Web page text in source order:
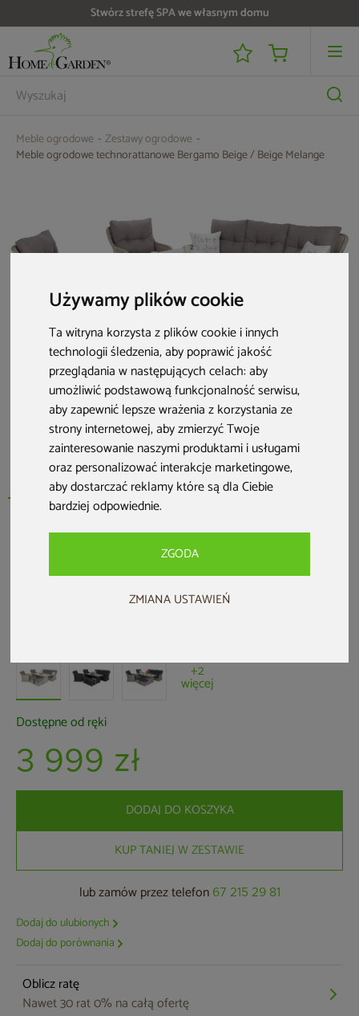
Używamy plików cookie
Ta witryna korzysta z plików cookie i innych
technologii śledzenia, aby poprawić jakość
przeglądania w następujących celach:aby
umożliwić podstawową funkcjonalność serwisu,
aby zapewnić lepsze wrażenia z korzystania ze
strony internetowej,aby zmierzyć Twoje
zainteresowanie naszymi produktami i usługami
oraz personalizować interakcje marketingowe,
aby dostarczać reklamy które są dla Ciebie
bardziej odpowiednie.
ZGODA
ZMIANA USTAWIEŃ
Do 25 000 zł zwrotu na kartę i raty RRSO 0%
Meble ogrodowe
Zestawy ogrodowe
Meble ogrodowe technorattanowe Bergamo Beige / Beige Melange
Meble ogrodowe technorattanowe
+2
więcej
Dostępne od ręki
3 999 zł
DODAJ DO KOSZYKA
KUP TANIEJ W ZESTAWIE
lub zamów przez telefon 67 215 29 81
Dodaj do ulubionych
Dodaj do porównania
Oblicz ratę
Nawet 30 rat 0% na całą ofertę